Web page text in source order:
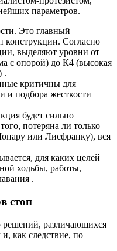
параметров.
Это главный
Согласно
выделяют уровни от
с опорой) до К4 (высокая
.
критичны для
и подбора жесткости
будет сильно
потеряна ли только
или Лисфранку), вся
для каких целей
ходьбы, работы,
.
стоп
решений, различающихся
как следствие, по